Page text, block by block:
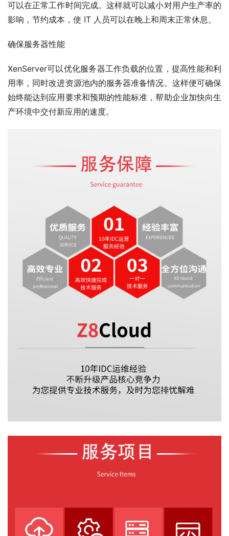
可以在正常工作时间完成。这样就可以减小对用户生产率的
影响，节约成本，使 IT 人员可以在晚上和周末正常休息。
确保服务器性能
XenServer可以优化服务器工作负载的位置，提高性能和利
用率，同时改进资源池内的服务器准备情况。这样便可确保
始终能达到应用要求和预期的性能标准，帮助企业加快向生
产环境中交付新应用的速度。